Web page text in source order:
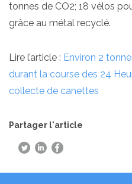
tonnes de CO2; 18 vélos
grâce au métal recyclé.
Lire l’article : Environ 2
durant la course des 24
collecte de canettes
Partager l'article